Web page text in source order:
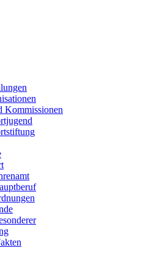
Kommissionen